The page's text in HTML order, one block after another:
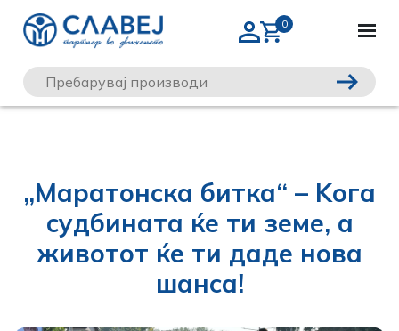
„Маратонска битка“ – Kога
судбината ќе ти земе, а
животот ќе ти даде нова
шанса!